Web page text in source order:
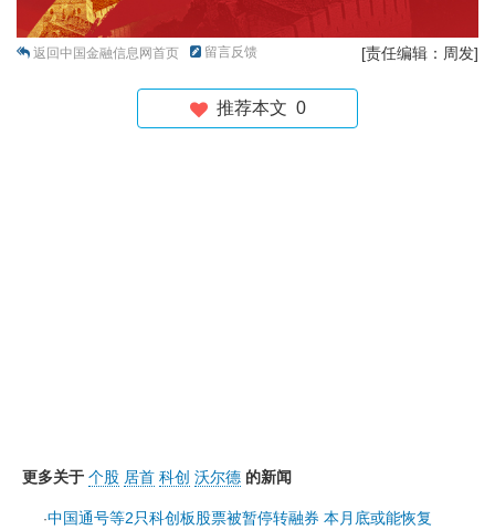
返回中国金融信息网首页 留言反馈 [责任编辑：周发]
推荐本文 0
更多关于 个股 居首 科创 沃尔德 的新闻
·中国通号等2只科创板股票被暂停转融券 本月底或能恢复